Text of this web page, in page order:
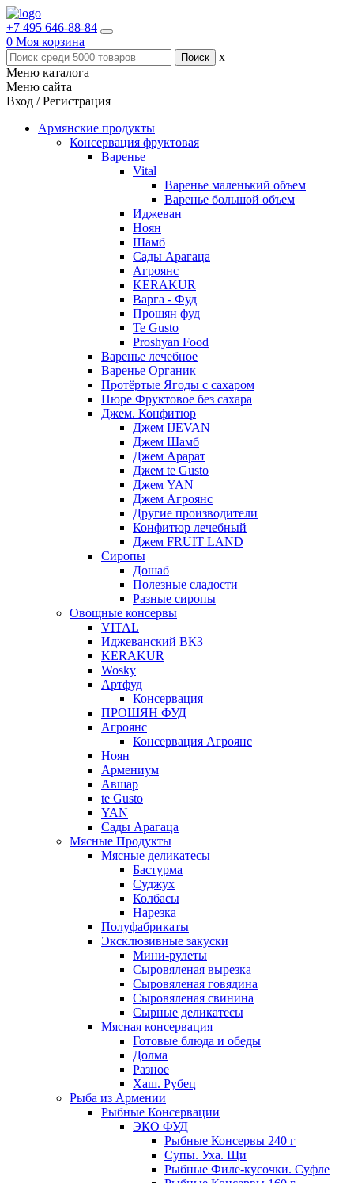
+7 495 646-88-84
0 Моя корзина
x
Меню каталога
Меню сайта
Вход / Регистрация
Армянские продукты
Консервация фруктовая
Варенье
Vital
Варенье маленький объем
Варенье большой объем
Иджеван
Ноян
Шамб
Сады Арагаца
Агроянс
KERAKUR
Варга - Фуд
Прошян фуд
Te Gusto
Proshyan Food
Варенье лечебное
Варенье Органик
Протёртые Ягоды с сахаром
Пюре Фруктовое без сахара
Джем. Конфитюр
Джем IJEVAN
Джем Шамб
Джем Арарат
Джем te Gusto
Джем YAN
Джем Агроянс
Другие производители
Конфитюр лечебный
Джем FRUIT LAND
Сиропы
Дошаб
Полезные сладости
Разные сиропы
Овощные консервы
VITAL
Иджеванский ВКЗ
KERAKUR
Wosky
Артфуд
Консервация
ПРОШЯН ФУД
Агроянс
Консервация Агроянс
Ноян
Армениум
Авшар
te Gusto
YAN
Сады Арагаца
Мясные Продукты
Мясные деликатесы
Бастурма
Суджух
Колбасы
Нарезка
Полуфабрикаты
Эксклюзивные закуски
Мини-рулеты
Сыровяленая вырезка
Сыровяленая говядина
Сыровяленая свинина
Сырные деликатесы
Мясная консервация
Готовые блюда и обеды
Долма
Разное
Хаш. Рубец
Рыба из Армении
Рыбные Консервации
ЭКО ФУД
Рыбные Консервы 240 г
Супы. Уха. Щи
Рыбные Филе-кусочки. Суфле